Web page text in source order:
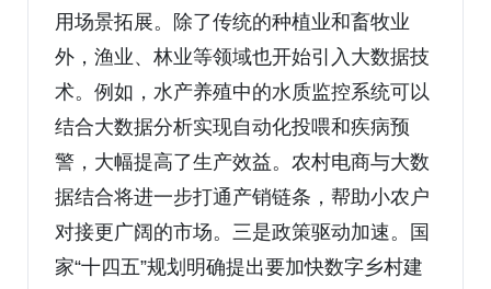
用场景拓展。除了传统的种植业和畜牧业
外，渔业、林业等领域也开始引入大数据技
术。例如，水产养殖中的水质监控系统可以
结合大数据分析实现自动化投喂和疾病预
警，大幅提高了生产效益。农村电商与大数
据结合将进一步打通产销链条，帮助小农户
对接更广阔的市场。三是政策驱动加速。国
家“十四五”规划明确提出要加快数字乡村建